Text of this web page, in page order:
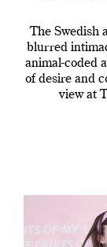
The Swedish
blurred
animal-coded
of desire and
view at